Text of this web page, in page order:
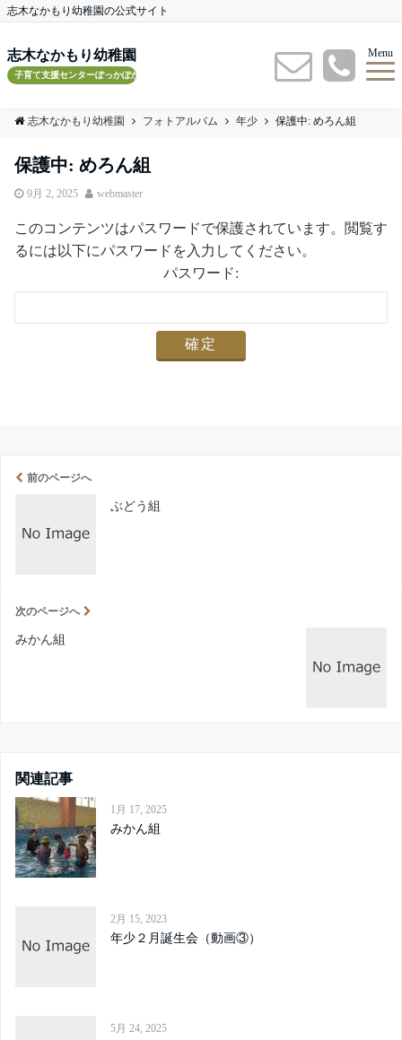
志木なかもり幼稚園の公式サイト
志木なかもり幼稚園
子育て支援センターぽっかぽかルーム
Menu
志木なかもり幼稚園 フォトアルバム 年少 保護中: めろん組
保護中: めろん組
9月 2, 2025 webmaster
このコンテンツはパスワードで保護されています。閲覧す
るには以下にパスワードを入力してください。
パスワード:
前のページへ
ぶどう組
次のページへ
みかん組
関連記事
1月 17, 2025
みかん組
2月 15, 2023
年少２月誕生会（動画③）
5月 24, 2025